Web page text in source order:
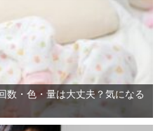
数・色・量は大丈夫？気になる